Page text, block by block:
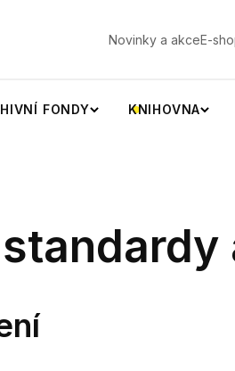
Novinky a akceE-
FONDY KNIHOVNA